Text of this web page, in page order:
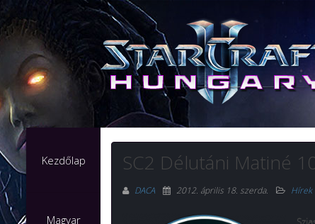
Kezdőlap
Magyar
SC2 Délutáni Matiné
DACA 2012. április 18. szerda. Hírek